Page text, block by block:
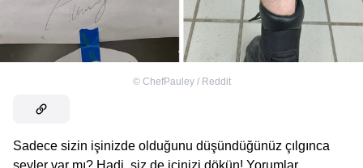
© ChefPauley / Reddit
Sadece sizin işinizde olduğunu düşündüğünüz çılgınca
şeyler var mı? Hadi, siz de içinizi dökün! Yorumlar